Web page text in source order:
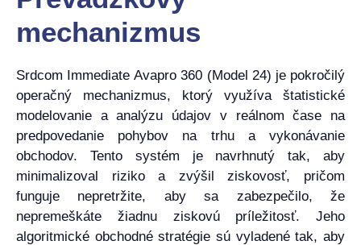
mechanizmus
Srdcom Immediate Avapro 360 (Model 24) je pokročilý
operačný mechanizmus, ktorý využíva štatistické
modelovanie a analýzu údajov v reálnom čase na
predpovedanie pohybov na trhu a vykonávanie
obchodov. Tento systém je navrhnutý tak, aby
minimalizoval riziko a zvýšil ziskovosť, pričom
funguje nepretržite, aby sa zabezpečilo, že
nepremeškáte žiadnu ziskovú príležitosť. Jeho
algoritmické obchodné stratégie sú vyladené tak, aby